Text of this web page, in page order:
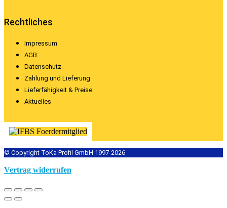
Rechtliches
Impressum
AGB
Datenschutz
Zahlung und Lieferung
Lieferfähigkeit & Preise
Aktuelles
© Copyright ToKa Profil GmbH 1997-2026
Vertrag widerrufen